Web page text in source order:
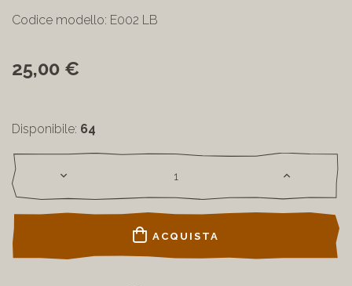
Codice modello: E002 LB
25,00 €
Disponibile: 64
ACQUISTA